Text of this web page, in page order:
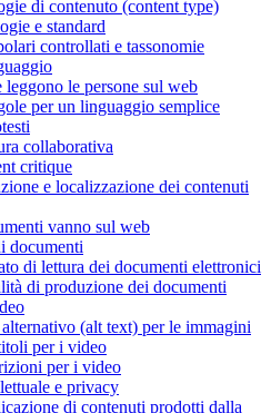
di contenuto (content type)
e standard
controllati e tassonomie
leggono le persone sul web
per un linguaggio semplice
collaborativa
critique
e localizzazione dei contenuti
vanno sul web
documenti
di lettura dei documenti elettronici
di produzione dei documenti
(alt text) per le immagini
per i video
per i video
e privacy
di contenuti prodotti dalla